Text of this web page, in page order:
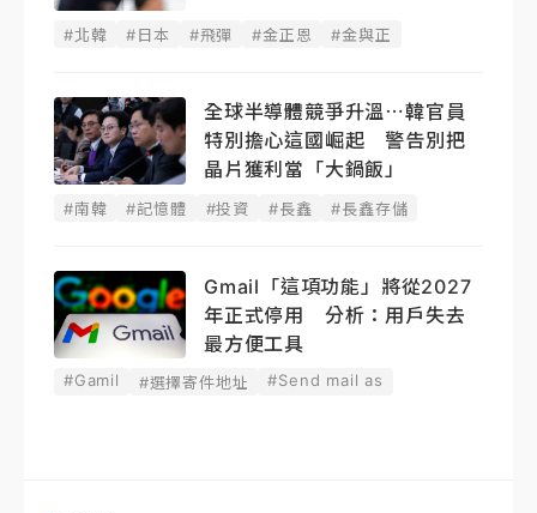
#北韓 #日本 #飛彈 #金正恩 #金與正
全球半導體競爭升溫⋯韓官員
特別擔心這國崛起 警告別把
晶片獲利當「大鍋飯」
#南韓 #記憶體 #投資 #長鑫 #長鑫存儲
Gmail「這項功能」將從2027
年正式停用 分析：用戶失去
最方便工具
#Gamil #選擇寄件地址 #Send mail as